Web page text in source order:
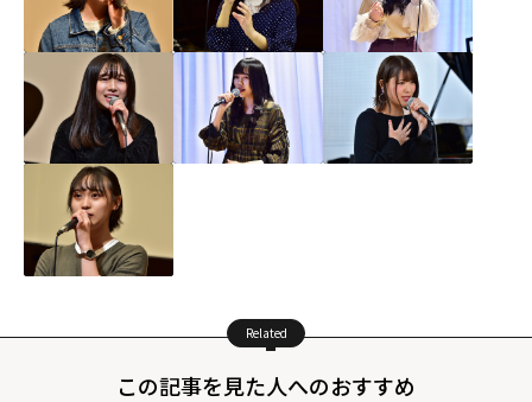
Related
この記事を見た人へのおすすめ